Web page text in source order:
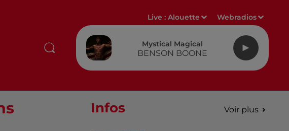
Live :Alouette Webradios
Mystical Magical
BENSON BOONE
Infos Voir plus